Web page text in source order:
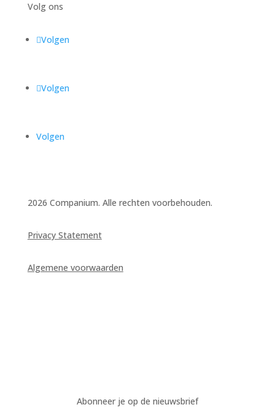
Volg ons
Volgen
Volgen
Volgen
2026 Companium. Alle rechten voorbehouden.
Privacy Statement
Algemene voorwaarden
Abonneer je op de nieuwsbrief